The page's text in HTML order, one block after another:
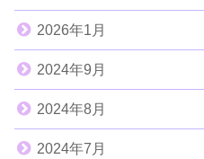
2026年1月
2024年9月
2024年8月
2024年7月